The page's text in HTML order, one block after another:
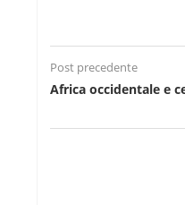
Post precedente
Africa occidentale e